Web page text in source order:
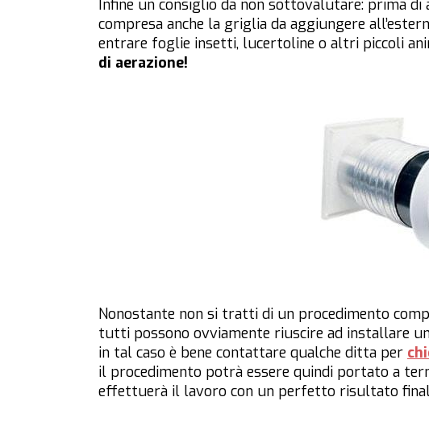
Infine un consiglio da non sottovalutare: prima di
compresa anche la griglia da aggiungere
entrare foglie insetti, lucertoline o altri piccoli
di aerazione!
Nonostante non si tratti di un procedimento
tutti possono ovviamente riuscire ad installare
in tal caso è bene contattare qualche ditta per
il procedimento potrà essere quindi portato a
effettuerà il lavoro con un perfetto risultato